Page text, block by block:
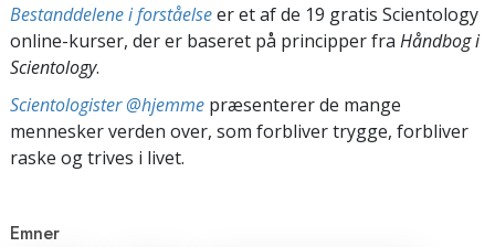
Bestanddelene i forståelseer et af de 19 gratis Scientology
online-kurser, der er baseret på principper fra Håndbog i
Scientology.
Scientologister @hjemme præsenterer de mange
mennesker verden over, som forbliver trygge, forbliver
raske og trives i livet.
Emner